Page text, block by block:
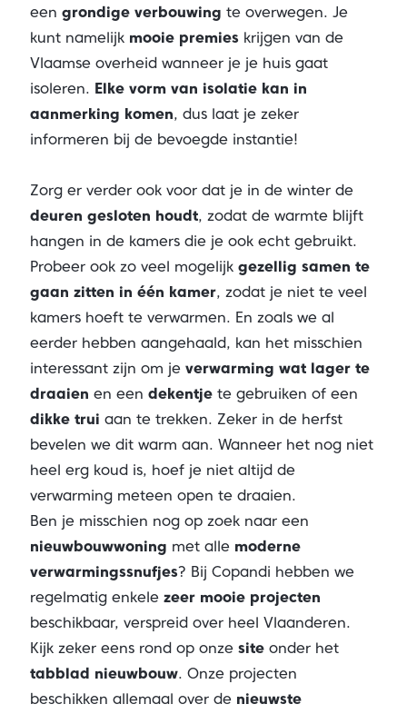
een grondige verbouwing te overwegen. Je
kunt namelijk mooie premieskrijgen van de
Vlaamse overheid wanneer je je huis gaat
isoleren. Elke vorm van isolatie kan in
aanmerking komen, dus laat je zeker
informeren bij de bevoegde instantie!
Zorg er verder ook voor dat je in de winter de
deuren gesloten houdt, zodat de warmte blijft
hangen in de kamers die je ook echt gebruikt.
Probeer ook zo veel mogelijk gezellig samen te
gaan zitten in één kamer, zodat je niet te veel
kamers hoeft te verwarmen. En zoals we al
eerder hebben aangehaald, kan het misschien
interessant zijn om je verwarming wat lager te
draaien en een dekentjete gebruiken of een
dikke trui aan te trekken. Zeker in de herfst
bevelen we dit warm aan. Wanneer het nog niet
heel erg koud is, hoef je niet altijd de
verwarming meteen open te draaien.
Ben je misschien nog op zoek naar een
nieuwbouwwoning met alle moderne
verwarmingssnufjes? Bij Copandi hebben we
regelmatig enkele zeer mooie projecten
beschikbaar, verspreid over heel Vlaanderen.
Kijk zeker eens rond op onze siteonder het
tabblad nieuwbouw. Onze projecten
beschikken allemaal over de nieuwste